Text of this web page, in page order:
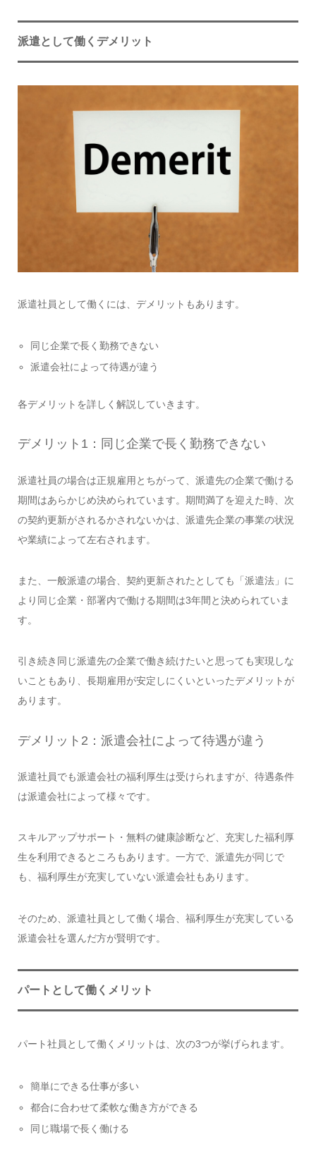
派遣として働くデメリット
派遣社員として働くには、デメリットもあります。
同じ企業で長く勤務できない
派遣会社によって待遇が違う
各デメリットを詳しく解説していきます。
デメリット1：同じ企業で長く勤務できない
派遣社員の場合は正規雇用とちがって、派遣先の企業で働ける
期間はあらかじめ決められています。期間満了を迎えた時、次
の契約更新がされるかされないかは、派遣先企業の事業の状況
や業績によって左右されます。
また、一般派遣の場合、契約更新されたとしても「派遣法」に
より同じ企業・部署内で働ける期間は3年間と決められていま
す。
引き続き同じ派遣先の企業で働き続けたいと思っても実現しな
いこともあり、長期雇用が安定しにくいといったデメリットが
あります。
デメリット2：派遣会社によって待遇が違う
派遣社員でも派遣会社の福利厚生は受けられますが、待遇条件
は派遣会社によって様々です。
スキルアップサポート・無料の健康診断など、充実した福利厚
生を利用できるところもあります。一方で、派遣先が同じで
も、福利厚生が充実していない派遣会社もあります。
そのため、派遣社員として働く場合、福利厚生が充実している
派遣会社を選んだ方が賢明です。
パートとして働くメリット
パート社員として働くメリットは、次の3つが挙げられます。
簡単にできる仕事が多い
都合に合わせて柔軟な働き方ができる
同じ職場で長く働ける